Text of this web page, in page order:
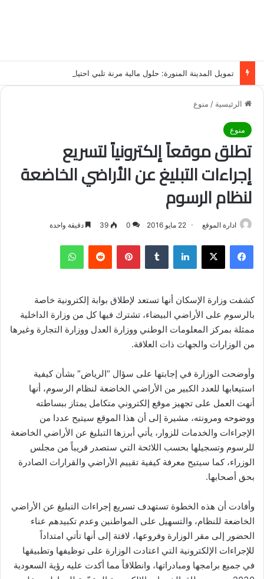
الرئيسية / منوع
منوع
تطلق موقعاً إلكترونياً لتسريع
إجراءات التبليغ عن الأراضي الخاضعة
لنظام الرسوم
ادارة الموقع 22 مايو 2016 0
39 دقيقة واحدة
فيسبوك لينكدإن بينتيريست
كشفت وزارة الإسكان أنها تستعد لإطلاق بوابة إلكترونية خاصة
بالرسوم على الأراضي البيضاء، تشترك فيها كل من وزارة الداخلية
ممثلة بمركز المعلومات الوطني ووزارة العدل ووزارة التجارة وغيرها
من الوزارات والجهات ذات العلاقة.
وأوضحت الوزارة في إجابتها على سؤال “الرياض” بشأن كيفية
استيعابها للعدد الكبير من الأراضي الخاضعة لنظام الرسوم، أنها
أنهت العمل على تجهيز موقع إلكتروني متكامل يمتاز ببساطته
ووضوحه ومرونته، مشيرة إلى أن هذا الموقع سيتيح عددا من
الإجراءات والخدمات للزوار، يأتي أبرزها التبليغ عن الأراضي الخاضعة
للرسوم وتسجيلها بحسب اللائحة التي ستصدر قريباً من مجلس
الوزراء، كما سيتيح معرفة كيفية تقييم الأراضي والقرارات الصادرة
بحق أصحابها.
وأفادت أن هذه الخطوة تستهدف تسريع إجراءات التبليغ عن الأراضي
الخاضعة للنظام، والتسهيل على المواطنين وعدم تكبيدهم عناء
الحضور إلى مقر الوزارة وفروعها، لافتة إلى أنها تأتي امتداداً
للإجراءات الإلكترونية التي اعتادت الوزارة على توظيفها وتطبيقها
في جميع برامجها ومبادراتها، وانطلاقاً مما أكدت عليه رؤية السعودية